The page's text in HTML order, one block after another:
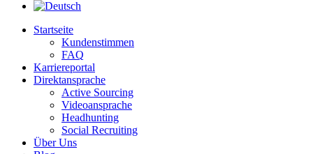
Startseite
Kundenstimmen
FAQ
Karriereportal
Direktansprache
Active Sourcing
Videoansprache
Headhunting
Social Recruiting
Über Uns